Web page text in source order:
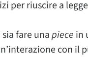
per riuscire a
fare unapiece in
con il